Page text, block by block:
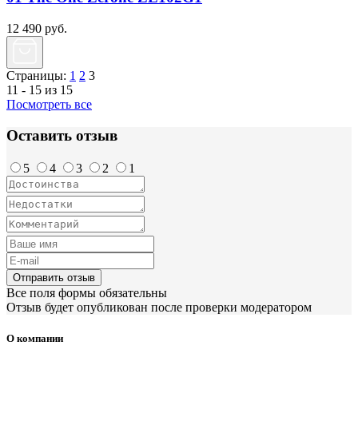
12 490 руб.
Страницы: 1 2 3
11 - 15 из 15
Посмотреть все
Оставить отзыв
5 4 3 2 1
Отправить отзыв
Все поля формы обязательны
Отзыв будет опубликован после проверки модератором
О компании